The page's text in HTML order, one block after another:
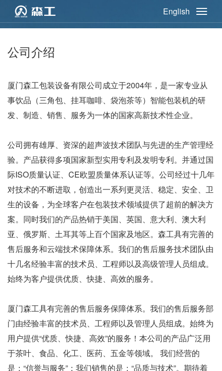
English
公司介绍
厦门森工包装设备有限公司成立于2004年，是一家专业从
事饮品（三角包、挂耳咖啡、袋泡茶等）智能包装机的研
发、制造、销售、服务为一体的国家高新技术性企业。
公司拥有雄厚、资深的超声波技术团队与先进的生产管理经
验。产品获得多项国家新型实用专利及发明专利。并通过国
际ISO质量认证、CE欧盟质量体系认证等。公司经过十几年
对技术的不断进取，创造出一系列更灵活、稳定、安全、卫
生的设备，为全球客户在包装技术领域提供了超前的解决方
案。同时我们的产品热销于美国、英国、意大利、澳大利
亚、俄罗斯、土耳其等上百个国家及地区。森工具有完善的
售后服务和云端技术保障体系。我们的售后服务技术团队由
十几名经验丰富的技术员、工程师以及高级管理人员组成。
始终为客户提供优质、快捷、高效的服务。
厦门森工具有完善的售后服务保障体系。我们的售后服务部
门由经验丰富的技术员、工程师以及管理人员组成。始终为
用户提供“优质、快捷、高效”的服务！本公司的产品广泛用
于茶叶、食品、化工、医药、五金等领域。 我们经营的
是：“信誉与服务”；我们销售的是：“品质与技术”。期待着